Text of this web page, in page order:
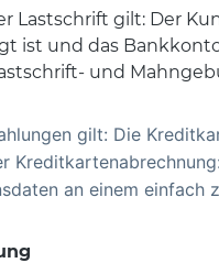
Lastschrift gilt: Der
ist und das
und
gilt: Die
an einem einfach